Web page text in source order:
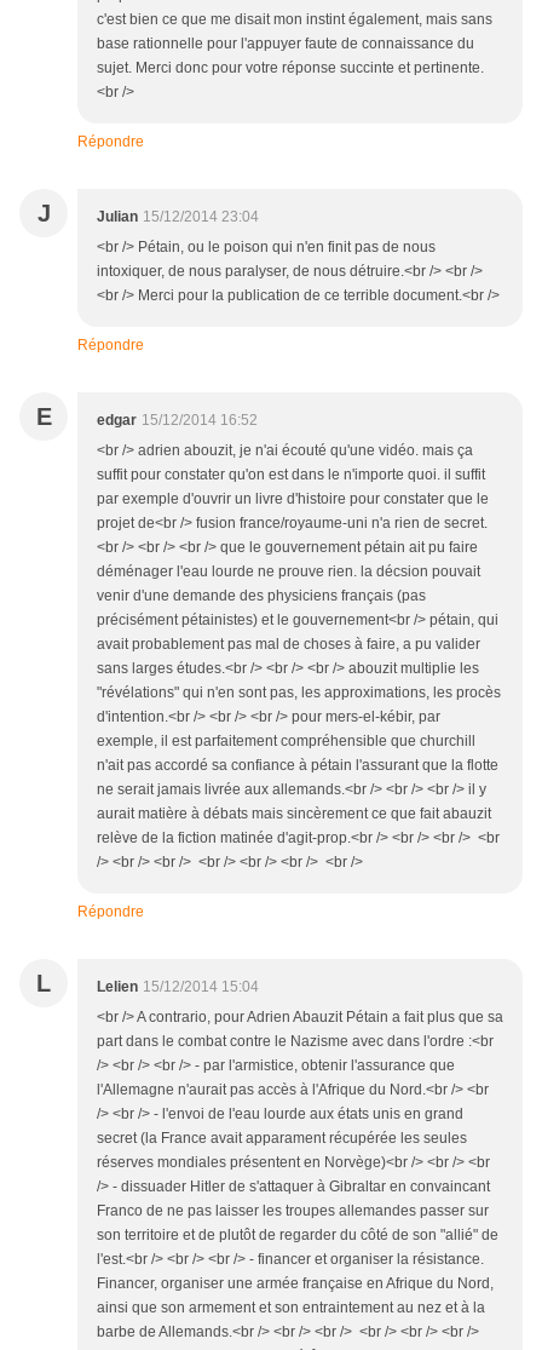
c'est bien ce que me disait mon instint également, mais sans
base rationnelle pour l'appuyer faute de connaissance du
sujet. Merci donc pour votre réponse succinte et pertinente.
<br />
Répondre
J Julian 15/12/2014 23:04
<br /> Pétain, ou le poison qui n'en finit pas de nous
intoxiquer, de nous paralyser, de nous détruire.<br /> <br />
<br /> Merci pour la publication de ce terrible document.<br />
Répondre
E edgar 15/12/2014 16:52
<br /> adrien abouzit, je n'ai écouté qu'une vidéo. mais ça
suffit pour constater qu'on est dans le n'importe quoi. il suffit
par exemple d'ouvrir un livre d'histoire pour constater que le
projet de<br /> fusion france/royaume-uni n'a rien de secret.
<br /> <br /> <br /> que le gouvernement pétain ait pu faire
déménager l'eau lourde ne prouve rien. la décsion pouvait
venir d'une demande des physiciens français (pas
précisément pétainistes) et le gouvernement<br /> pétain, qui
avait probablement pas mal de choses à faire, a pu valider
sans larges études.<br /> <br /> <br /> abouzit multiplie les
"révélations" qui n'en sont pas, les approximations, les procès
d'intention.<br /> <br /> <br /> pour mers-el-kébir, par
exemple, il est parfaitement compréhensible que churchill
n'ait pas accordé sa confiance à pétain l'assurant que la flotte
ne serait jamais livrée aux allemands.<br /> <br /> <br /> il y
aurait matière à débats mais sincèrement ce que fait abauzit
relève de la fiction matinée d'agit-prop.<br /> <br /> <br /> <br
/> <br /> <br /> <br /> <br /> <br /> <br />
Répondre
L Lelien 15/12/2014 15:04
<br /> A contrario, pour Adrien Abauzit Pétain a fait plus que sa
part dans le combat contre le Nazisme avec dans l'ordre :<br
/> <br /> <br /> - par l'armistice, obtenir l'assurance que
l'Allemagne n'aurait pas accès à l'Afrique du Nord.<br /> <br
/> <br /> - l'envoi de l'eau lourde aux états unis en grand
secret (la France avait apparament récupérée les seules
réserves mondiales présentent en Norvège)<br /> <br /> <br
/> - dissuader Hitler de s'attaquer à Gibraltar en convaincant
Franco de ne pas laisser les troupes allemandes passer sur
son territoire et de plutôt de regarder du côté de son "allié" de
l'est.<br /> <br /> <br /> - financer et organiser la résistance.
Financer, organiser une armée française en Afrique du Nord,
ainsi que son armement et son entraintement au nez et à la
barbe de Allemands.<br /> <br /> <br /> <br /> <br /> <br />